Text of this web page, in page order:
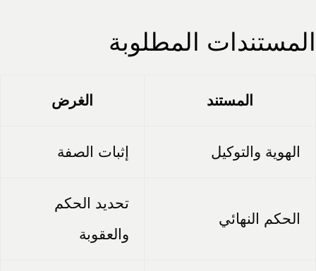
المستندات المطلوبة
المستند الغرض
الهوية والتوكيل إثبات الصفة
الحكم النهائي
تحديد الحكم
والعقوبة